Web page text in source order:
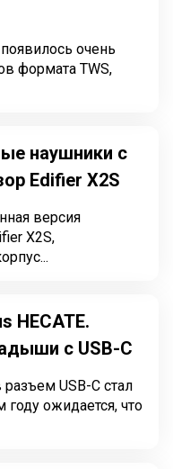
очень
формата TWS,
наушники с
Edifier X2S
версия
X2S,
HECATE.
с USB-C
USB-C стал
году ожидается, что